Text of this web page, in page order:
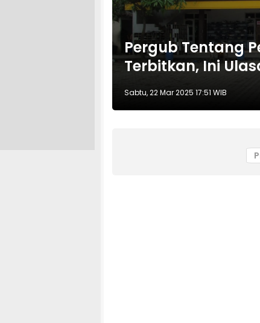
Pergub Tentang
Terbitkan, Ini
Sabtu, 22 Mar 2025 17:51 WIB